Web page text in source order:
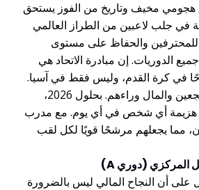
هجومي مخيف وتاريخ من الفوز يستحق
في جلب لاعبين من الطراز العالمي
والحفاظ على مستوى
الدوريات. إن مبادرة الاتحاد هي
في كرة القدم، وليس فقط في آسيا.
لديهم الكثير من المشجعين والمال وراءهم. بحلول 2026،
هزيمة أي شخص في أي يوم. مع مدرب
مما يجعلهم مرشحًا قويًا لكل لقب
على أن النجاح المالي ليس بالضرورة